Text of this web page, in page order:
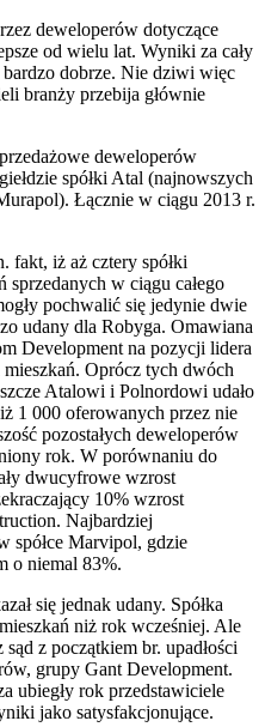
deweloperów dotyczące
od wielu lat. Wyniki za cały
dobrze. Nie dziwi więc
branży przebija głównie
deweloperów
spółki Atal (najnowszych
Łącznie w ciągu 2013 r.
fakt, iż aż cztery spółki
sprzedanych w ciągu całego
pochwalić się jedynie dwie
udany dla Robyga. Omawiana
Development na pozycji lidera
Oprócz tych dwóch
Atalowi i Polnordowi udało
1 000 oferowanych przez nie
pozostałych deweloperów
rok. W porównaniu do
dwucyfrowe wzrost
10% wzrost
Najbardziej
spółce Marvipol, gdzie
o niemal 83%.
się jednak udany. Spółka
niż rok wcześniej. Ale
z początkiem br. upadłości
grupy Gant Development.
ubiegły rok przedstawiciele
jako satysfakcjonujące.